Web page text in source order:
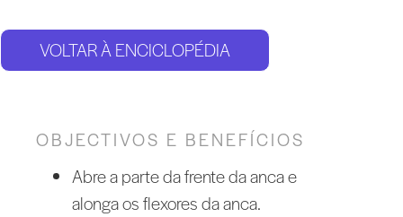
VOLTAR À ENCICLOPÉDIA
OBJECTIVOS E BENEFÍCIOS
Abre a parte da frente da anca e
alonga os flexores da anca.